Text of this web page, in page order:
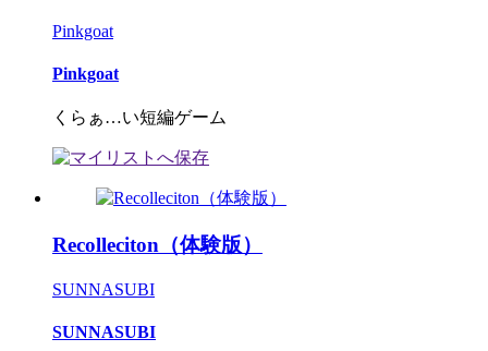
Pinkgoat
Pinkgoat
くらぁ…い短編ゲーム
Recolleciton（体験版）
SUNNASUBI
SUNNASUBI